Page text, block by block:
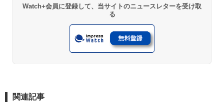
Watch+会員に登録して、当サイトのニュースレターを受け取
る
関連記事